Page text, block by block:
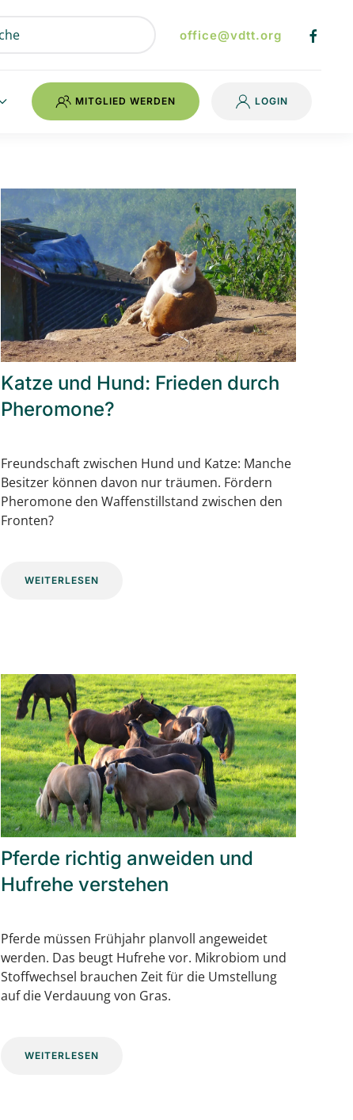
office@vdtt.org
MITGLIED WERDEN LOGIN
Katze und Hund: Frieden durch
Pheromone?
Freundschaft zwischen Hund und Katze: Manche
Besitzer können davon nur träumen. Fördern
Pheromone den Waffenstillstand zwischen den
Fronten?
WEITERLESEN
Pferde richtig anweiden und
Hufrehe verstehen
Pferde müssen Frühjahr planvoll angeweidet
werden. Das beugt Hufrehe vor. Mikrobiom und
Stoffwechsel brauchen Zeit für die Umstellung
auf die Verdauung von Gras.
WEITERLESEN